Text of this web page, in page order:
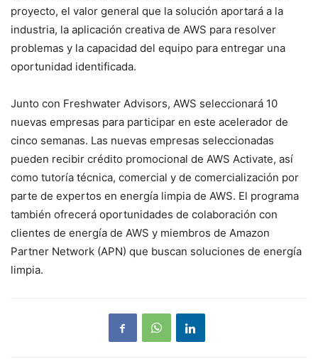
proyecto, el valor general que la solución aportará a la
industria, la aplicación creativa de AWS para resolver
problemas y la capacidad del equipo para entregar una
oportunidad identificada.
Junto con Freshwater Advisors, AWS seleccionará 10
nuevas empresas para participar en este acelerador de
cinco semanas. Las nuevas empresas seleccionadas
pueden recibir crédito promocional de AWS Activate, así
como tutoría técnica, comercial y de comercialización por
parte de expertos en energía limpia de AWS. El programa
también ofrecerá oportunidades de colaboración con
clientes de energía de AWS y miembros de Amazon
Partner Network (APN) que buscan soluciones de energía
limpia.